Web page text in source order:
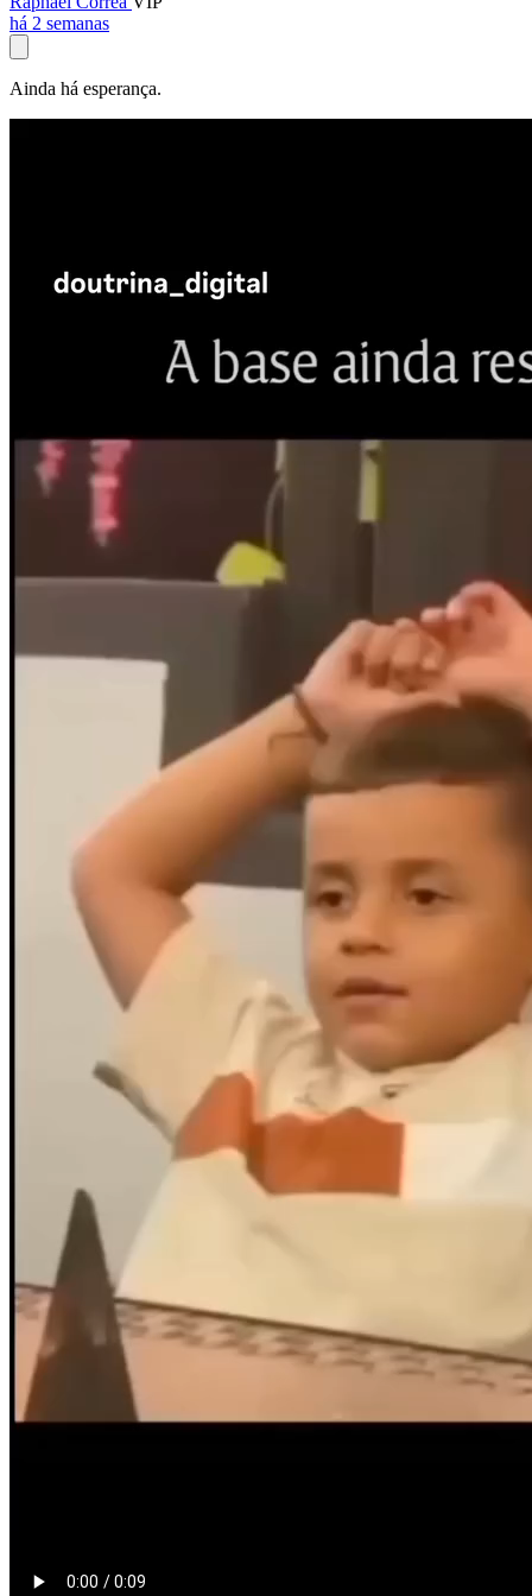
há 2 semanas
Ainda há esperança.